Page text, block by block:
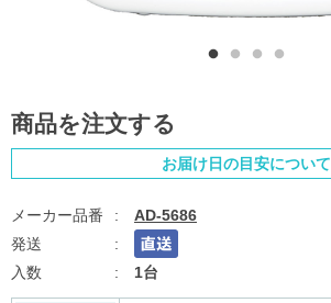
商品を注文する
お届け日の目安について
AD-5686
1台